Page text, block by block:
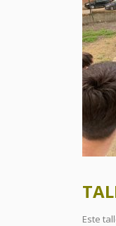
Este